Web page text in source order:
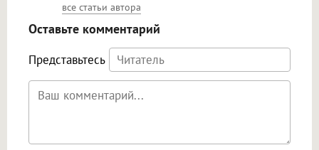
все статьи автора
Оставьте комментарий
Представьтесь